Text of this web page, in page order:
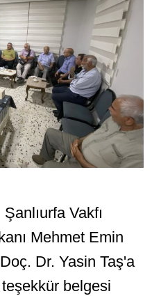
Vakfı
Mehmet Emin
Dr. Yasin Taş'a
teşekkür belgesi